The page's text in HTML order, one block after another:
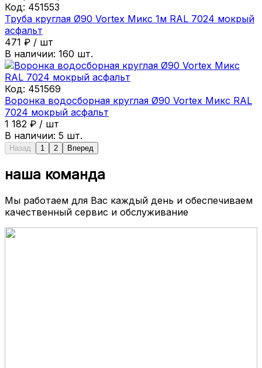
Код: 451553
Труба круглая Ø90 Vortex Микс 1м RAL 7024 мокрый
асфальт
471 ₽ / шт
В наличии: 160 шт.
Код: 451569
Воронка водосборная круглая Ø90 Vortex Микс RAL
7024 мокрый асфальт
1 182 ₽ / шт
В наличии: 5 шт.
Назад 1 2 Вперед
наша команда
Мы работаем для Вас каждый день и обеспечиваем
качественный сервис и обслуживание